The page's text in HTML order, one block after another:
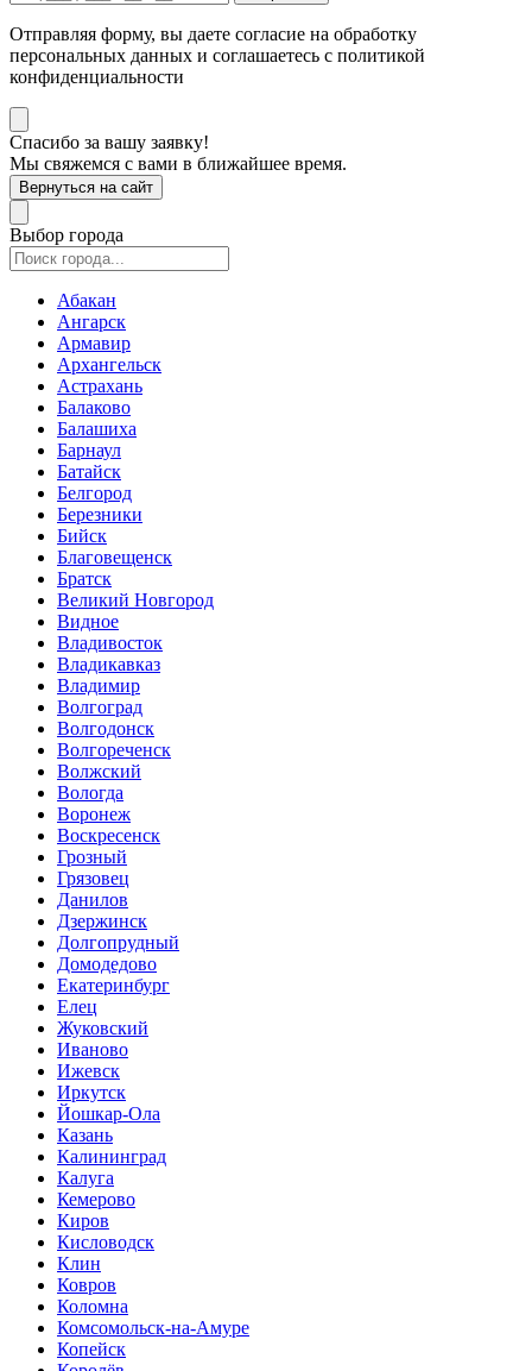
Отправляя форму, вы даете согласие на обработку
персональных данных и соглашаетесь с политикой
конфиденциальности
Спасибо за вашу заявку!
Мы свяжемся с вами в ближайшее время.
Вернуться на сайт
Выбор города
Абакан
Ангарск
Армавир
Архангельск
Астрахань
Балаково
Балашиха
Барнаул
Батайск
Белгород
Березники
Бийск
Благовещенск
Братск
Великий Новгород
Видное
Владивосток
Владикавказ
Владимир
Волгоград
Волгодонск
Волгореченск
Волжский
Вологда
Воронеж
Воскресенск
Грозный
Грязовец
Данилов
Дзержинск
Долгопрудный
Домодедово
Екатеринбург
Елец
Жуковский
Иваново
Ижевск
Иркутск
Йошкар-Ола
Казань
Калининград
Калуга
Кемерово
Киров
Кисловодск
Клин
Ковров
Коломна
Комсомольск-на-Амуре
Копейск